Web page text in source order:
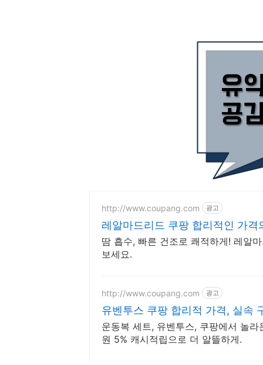
http://www.coupang.com 광고
레알마드리드 쿠팡 합리적인 가격
땀 흡수, 빠른 건조로 쾌적하게! 레알
보세요.
http://www.coupang.com 광고
유벤투스 쿠팡 합리적 가격, 실속
운동복 세트, 유벤투스, 쿠팡에서 놀
원 5% 캐시적립으로 더 알뜰하게.